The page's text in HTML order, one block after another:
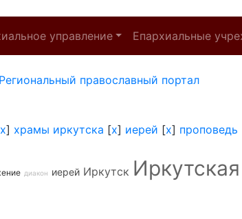
управление Епархиальные
православный портал
x] храмы иркутска [x] иерей [x] проповедь
диакон иерей Иркутск